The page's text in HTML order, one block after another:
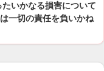
いかなる損害について
一切の責任を負いかね